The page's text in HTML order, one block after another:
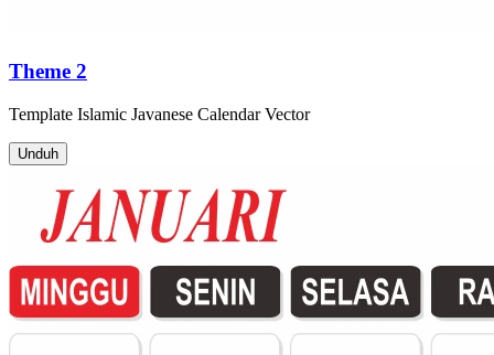
Theme 2
Template Islamic Javanese CalendarVector
Unduh